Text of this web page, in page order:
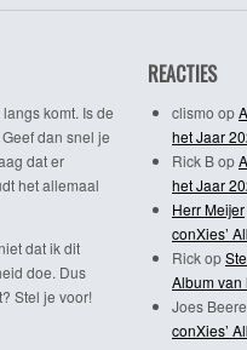
komt. Is de
dan snel je
dat er
het allemaal
dat ik dit
doe. Dus
Stel je voor!
REACTIES
clismo op
het Jaar
Rick Bop
het Jaar
Herr Meijer
conXies’
Rickop
Album van
Joes
conXies’